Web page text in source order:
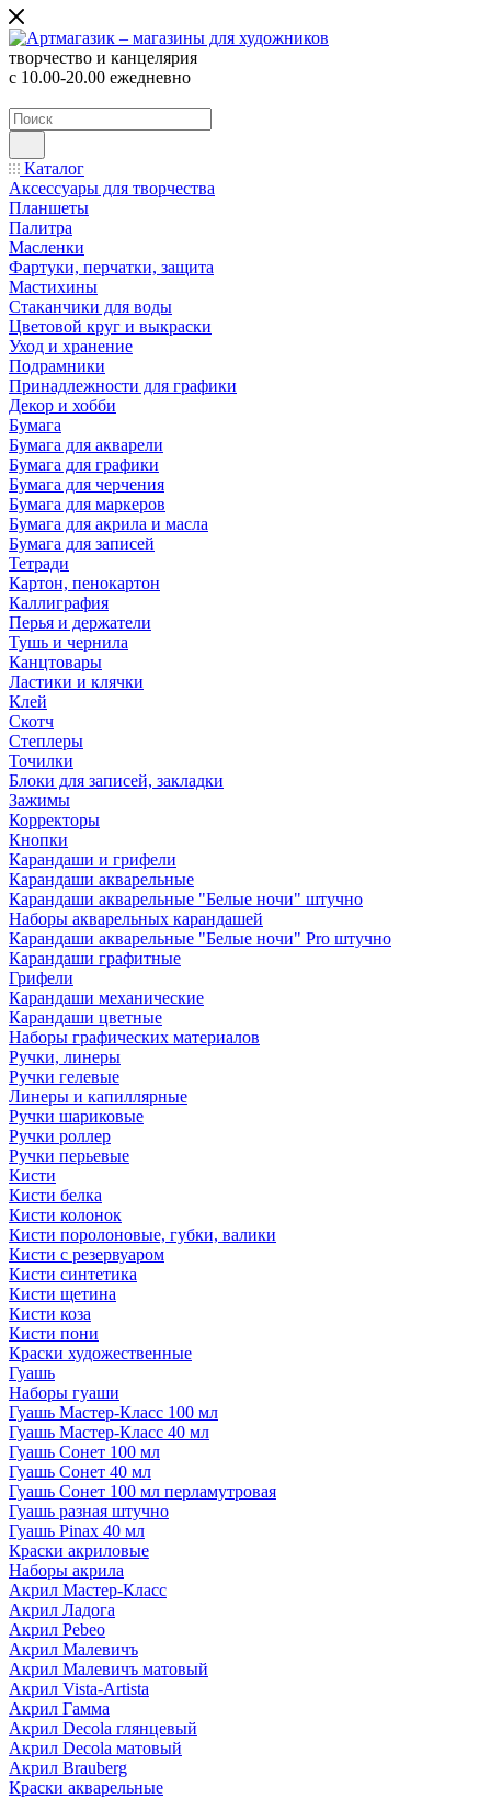
творчество и канцелярия
с 10.00-20.00 ежедневно
Каталог
Аксессуары для творчества
Планшеты
Палитра
Масленки
Фартуки, перчатки, защита
Мастихины
Стаканчики для воды
Цветовой круг и выкраски
Уход и хранение
Подрамники
Принадлежности для графики
Декор и хобби
Бумага
Бумага для акварели
Бумага для графики
Бумага для черчения
Бумага для маркеров
Бумага для акрила и масла
Бумага для записей
Тетради
Картон, пенокартон
Каллиграфия
Перья и держатели
Тушь и чернила
Канцтовары
Ластики и клячки
Клей
Скотч
Степлеры
Точилки
Блоки для записей, закладки
Зажимы
Корректоры
Кнопки
Карандаши и грифели
Карандаши акварельные
Карандаши акварельные "Белые ночи" штучно
Наборы акварельных карандашей
Карандаши акварельные "Белые ночи" Pro штучно
Карандаши графитные
Грифели
Карандаши механические
Карандаши цветные
Наборы графических материалов
Ручки, линеры
Ручки гелевые
Линеры и капиллярные
Ручки шариковые
Ручки роллер
Ручки перьевые
Кисти
Кисти белка
Кисти колонок
Кисти поролоновые, губки, валики
Кисти с резервуаром
Кисти синтетика
Кисти щетина
Кисти коза
Кисти пони
Краски художественные
Гуашь
Наборы гуаши
Гуашь Мастер-Класс 100 мл
Гуашь Мастер-Класс 40 мл
Гуашь Сонет 100 мл
Гуашь Сонет 40 мл
Гуашь Сонет 100 мл перламутровая
Гуашь разная штучно
Гуашь Pinax 40 мл
Краски акриловые
Наборы акрила
Акрил Мастер-Класс
Акрил Ладога
Акрил Pebeo
Акрил Малевичъ
Акрил Малевичъ матовый
Акрил Vista-Artista
Акрил Гамма
Акрил Decola глянцевый
Акрил Decola матовый
Акрил Brauberg
Краски акварельные